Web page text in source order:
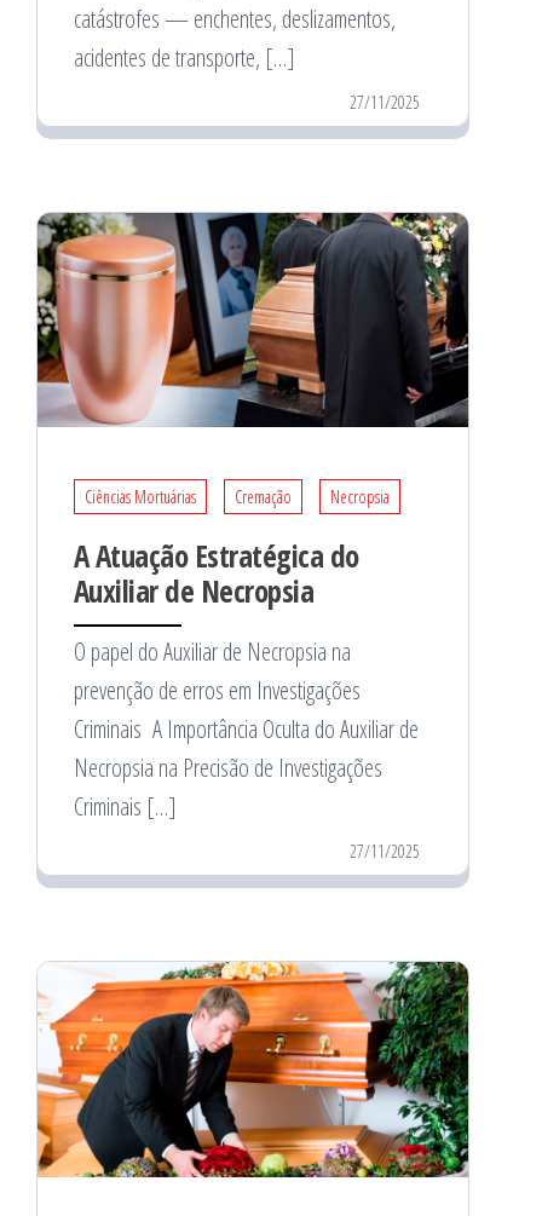
catástrofes — enchentes, deslizamentos,
acidentes de transporte, […]
27/11/2025
Ciências Mortuárias Cremação Necropsia
A Atuação Estratégica do
Auxiliar de Necropsia
O papel do Auxiliar de Necropsia na
prevenção de erros em Investigações
Criminais A Importância Oculta do Auxiliar de
Necropsia na Precisão de Investigações
Criminais […]
27/11/2025